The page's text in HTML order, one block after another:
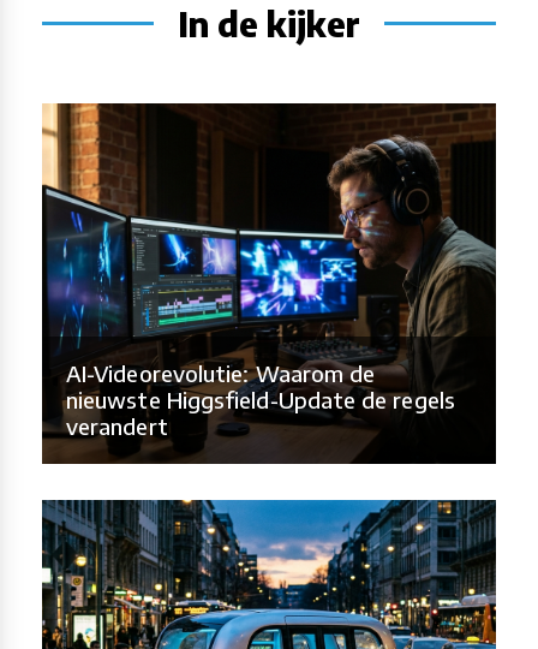
In de kijker
AI-Videorevolutie: Waarom de
nieuwste Higgsfield-Update de regels
verandert